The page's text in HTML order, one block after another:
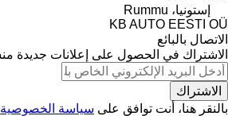
إستونيا، Rummu
KB AUTO EESTI OÜ
الاتصال بالبائع
الاشتراك في الحصول على إعلانات جديدة
الاشتراك
بالنقر هنا، أنت توافق على سياسة الخصوصية